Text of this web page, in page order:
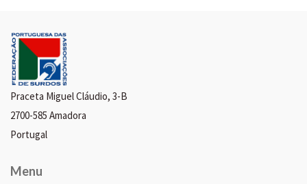
Praceta Miguel Cláudio, 3-B
2700-585 Amadora
Portugal
Menu